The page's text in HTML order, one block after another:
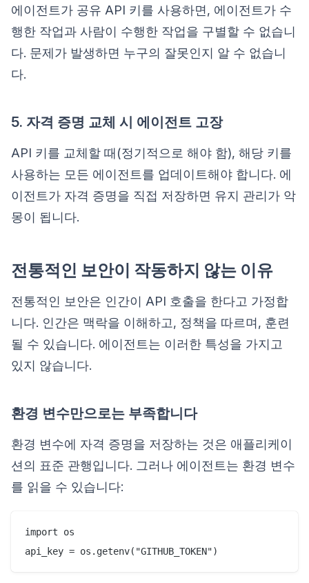
에이전트가 공유 API 키를 사용하면, 에이전트가 수
행한 작업과 사람이 수행한 작업을 구별할 수 없습니
다. 문제가 발생하면 누구의 잘못인지 알 수 없습니
다.
5. 자격 증명 교체 시 에이전트 고장
API 키를 교체할 때(정기적으로 해야 함), 해당 키를
사용하는 모든 에이전트를 업데이트해야 합니다. 에
이전트가 자격 증명을 직접 저장하면 유지 관리가 악
몽이 됩니다.
전통적인 보안이 작동하지 않는 이유
전통적인 보안은 인간이 API 호출을 한다고 가정합
니다. 인간은 맥락을 이해하고, 정책을 따르며, 훈련
될 수 있습니다. 에이전트는 이러한 특성을 가지고
있지 않습니다.
환경 변수만으로는 부족합니다
환경 변수에 자격 증명을 저장하는 것은 애플리케이
션의 표준 관행입니다. 그러나 에이전트는 환경 변수
를 읽을 수 있습니다:
import os